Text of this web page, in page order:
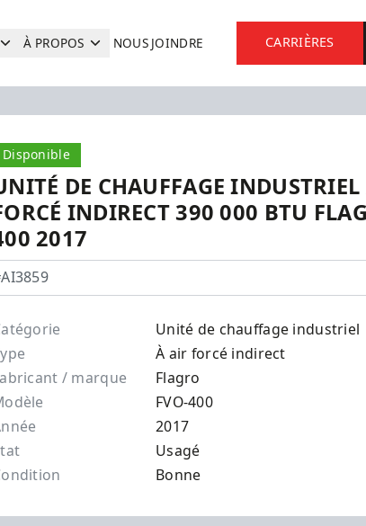
À PROPOS NOUS JOINDRE CARRIÈRES
Disponible
DE CHAUFFAGE
INDIRECT 390 000 BTU
2017
- FVO-400
Unité de chauffage industriel
À air forcé indirect
/ marque
Flagro
FVO-400
2017
Usagé
Bonne